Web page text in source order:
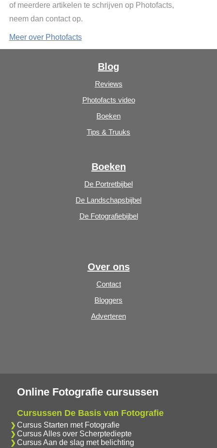
of meerdere artikelen te schrijven op Photofacts,
neem dan contact op.
Meer over Photofacts
Blog
Reviews
Photofacts video
Boeken
Tips & Truuks
Boeken
De Portretbijbel
De Landschapsbijbel
De Fotografiebijbel
Over ons
Contact
Bloggers
Adverteren
Online Fotografie cursussen
Cursussen De Basis van Fotografie
Cursus Starten met Fotografie
Cursus Alles over Scherptediepte
Cursus Aan de slag met belichting